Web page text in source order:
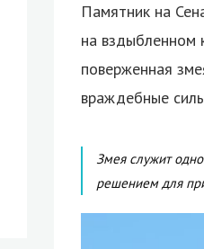
Памятник на
на вздыбленном
поверженная
враждебные
Змея служит
решением для